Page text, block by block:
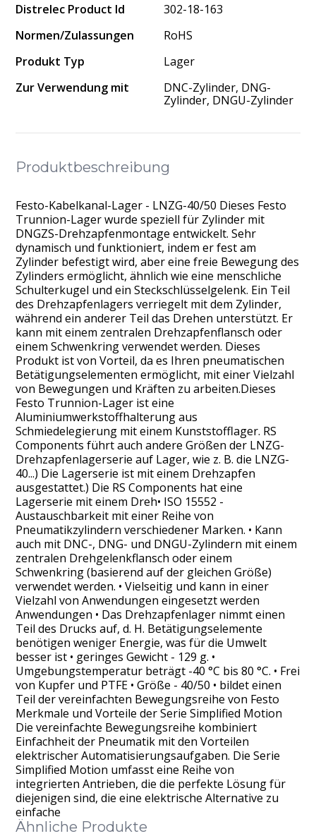
Distrelec Product Id
302-18-163
Normen/Zulassungen
RoHS
Produkt Typ
Lager
Zur Verwendung mit
DNC-Zylinder, DNG-
Zylinder, DNGU-Zylinder
Produktbeschreibung
Festo-Kabelkanal-Lager - LNZG-40/50 Dieses Festo
Trunnion-Lager wurde speziell für Zylinder mit
DNGZS-Drehzapfenmontage entwickelt. Sehr
dynamisch und funktioniert, indem er fest am
Zylinder befestigt wird, aber eine freie Bewegung des
Zylinders ermöglicht, ähnlich wie eine menschliche
Schulterkugel und ein Steckschlüsselgelenk. Ein Teil
des Drehzapfenlagers verriegelt mit dem Zylinder,
während ein anderer Teil das Drehen unterstützt. Er
kann mit einem zentralen Drehzapfenflansch oder
einem Schwenkring verwendet werden. Dieses
Produkt ist von Vorteil, da es Ihren pneumatischen
Betätigungselementen ermöglicht, mit einer Vielzahl
von Bewegungen und Kräften zu arbeiten.Dieses
Festo Trunnion-Lager ist eine
Aluminiumwerkstoffhalterung aus
Schmiedelegierung mit einem Kunststofflager. RS
Components führt auch andere Größen der LNZG-
Drehzapfenlagerserie auf Lager, wie z. B. die LNZG-
40...) Die Lagerserie ist mit einem Drehzapfen
ausgestattet.) Die RS Components hat eine
Lagerserie mit einem Dreh• ISO 15552 -
Austauschbarkeit mit einer Reihe von
Pneumatikzylindern verschiedener Marken. • Kann
auch mit DNC-, DNG- und DNGU-Zylindern mit einem
zentralen Drehgelenkflansch oder einem
Schwenkring (basierend auf der gleichen Größe)
verwendet werden. • Vielseitig und kann in einer
Vielzahl von Anwendungen eingesetzt werden
Anwendungen • Das Drehzapfenlager nimmt einen
Teil des Drucks auf, d. H. Betätigungselemente
benötigen weniger Energie, was für die Umwelt
besser ist • geringes Gewicht - 129 g. •
Umgebungstemperatur beträgt -40 °C bis 80 °C. • Frei
von Kupfer und PTFE • Größe - 40/50 • bildet einen
Teil der vereinfachten Bewegungsreihe von Festo
Merkmale und Vorteile der Serie Simplified Motion
Die vereinfachte Bewegungsreihe kombiniert
Einfachheit der Pneumatik mit den Vorteilen
elektrischer Automatisierungsaufgaben. Die Serie
Simplified Motion umfasst eine Reihe von
integrierten Antrieben, die die perfekte Lösung für
diejenigen sind, die eine elektrische Alternative zu
einfache
Ähnliche Produkte